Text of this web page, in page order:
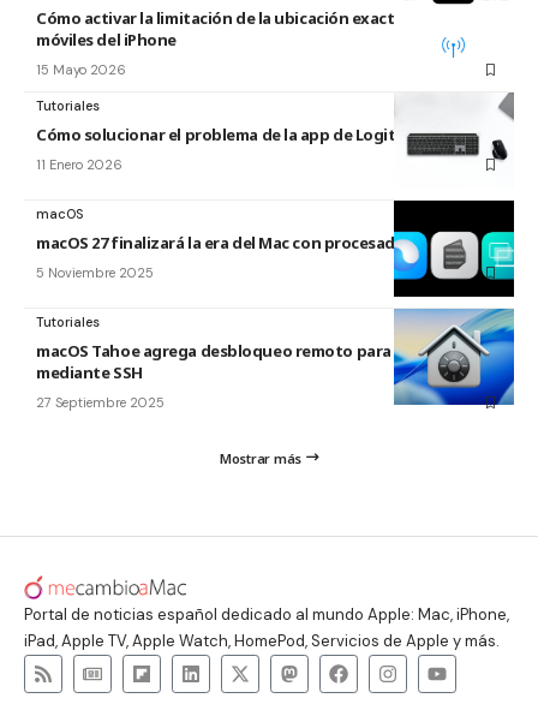
Cómo activar la limitación de la ubicación exacta para redes
móviles del iPhone
15 Mayo 2026
Tutoriales
Cómo solucionar el problema de la app de Logitech para Mac
11 Enero 2026
macOS
macOS 27 finalizará la era del Mac con procesador Intel
5 Noviembre 2025
Tutoriales
macOS Tahoe agrega desbloqueo remoto para FileVault
mediante SSH
27 Septiembre 2025
Mostrar más
Portal de noticias español dedicado al mundo Apple: Mac, iPhone,
iPad, Apple TV, Apple Watch, HomePod, Servicios de Apple y más.